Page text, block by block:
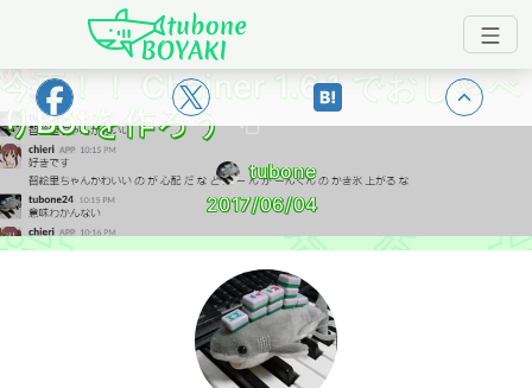
Japanese IT Developer's Blog tubone
今更！！ Chainer 1.6.1 でおしゃべ
りBotを作ろう
tubone
2017/06/04
トップ